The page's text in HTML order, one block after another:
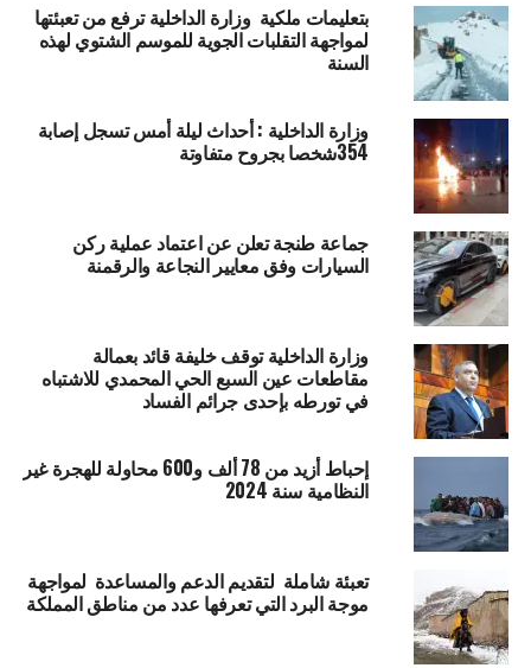
بتعليمات ملكية وزارة الداخلية ترفع من تعبئتها
لمواجهة التقلبات الجوية للموسم الشتوي لهذه
السنة
وزارة الداخلية : أحداث ليلة أمس تسجل إصابة
354شخصا بجروح متفاوتة
جماعة طنجة تعلن عن اعتماد عملية ركن
السيارات وفق معايير النجاعة والرقمنة
وزارة الداخلية توقف خليفة قائد بعمالة
مقاطعات عين السبع الحي المحمدي للاشتباه
في تورطه بإحدى جرائم الفساد
إحباط أزيد من 78 ألف و600 محاولة للهجرة غير
النظامية سنة 2024
تعبئة شاملة لتقديم الدعم والمساعدة لمواجهة
موجة البرد التي تعرفها عدد من مناطق المملكة